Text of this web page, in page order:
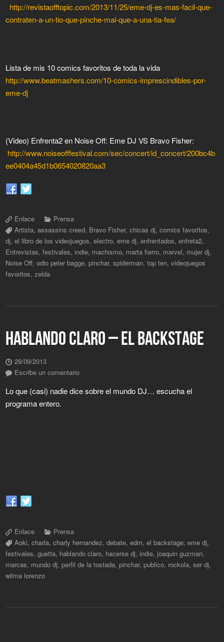
http://revistaofftopic.com/2013/11/25/eme-dj-es-mas-facil-que-
contraten-a-un-tio-que-pinche-mal-que-a-una-tia-fea/
Lista de mis 10 comics favoritos de toda la vida
http://www.beatmashers.com/10-comics-imprescindibles-por-
eme-dj
(Video) Enfrenta2 en Noise Off: Eme DJ VS Bravo Fisher:
http://www.noiseofffestival.com/sec/concert/id_concert/200bc4b
ee0404a45d1b0654020820aa3
Enlace
Prensa
Artista,assassins creed, Bravo Fisher,chicas dj,comics favoritos,
dj,el libro de los videojuegos,electro,eme dj,enfrentados,enfreta2,
Entrevistas,festivales,indie, machismo, marta fierro, marvel, mujer dj,
Noise Off,odio peter bagge,pinchar,spiderman,top ten,videojuegos
favoritos,zelda
HABLANDO CLARO – EL BACKSTAGE
29/09/2013
Escribe un comentario
Lo que (casi) nadie dice sobre el mundo DJ… escucha el
programa entero.
Enlace
Prensa
Aoki,charla,charly hernandez,debate,edm,el backstage,eme dj,
festivales,guetta, hablando claro, hacerse dj,indie,joaquin guzman,
marcas, mundo dj,perfil de la tostada,pinchar,publico, rockola,ser dj,
wilma lorenzo